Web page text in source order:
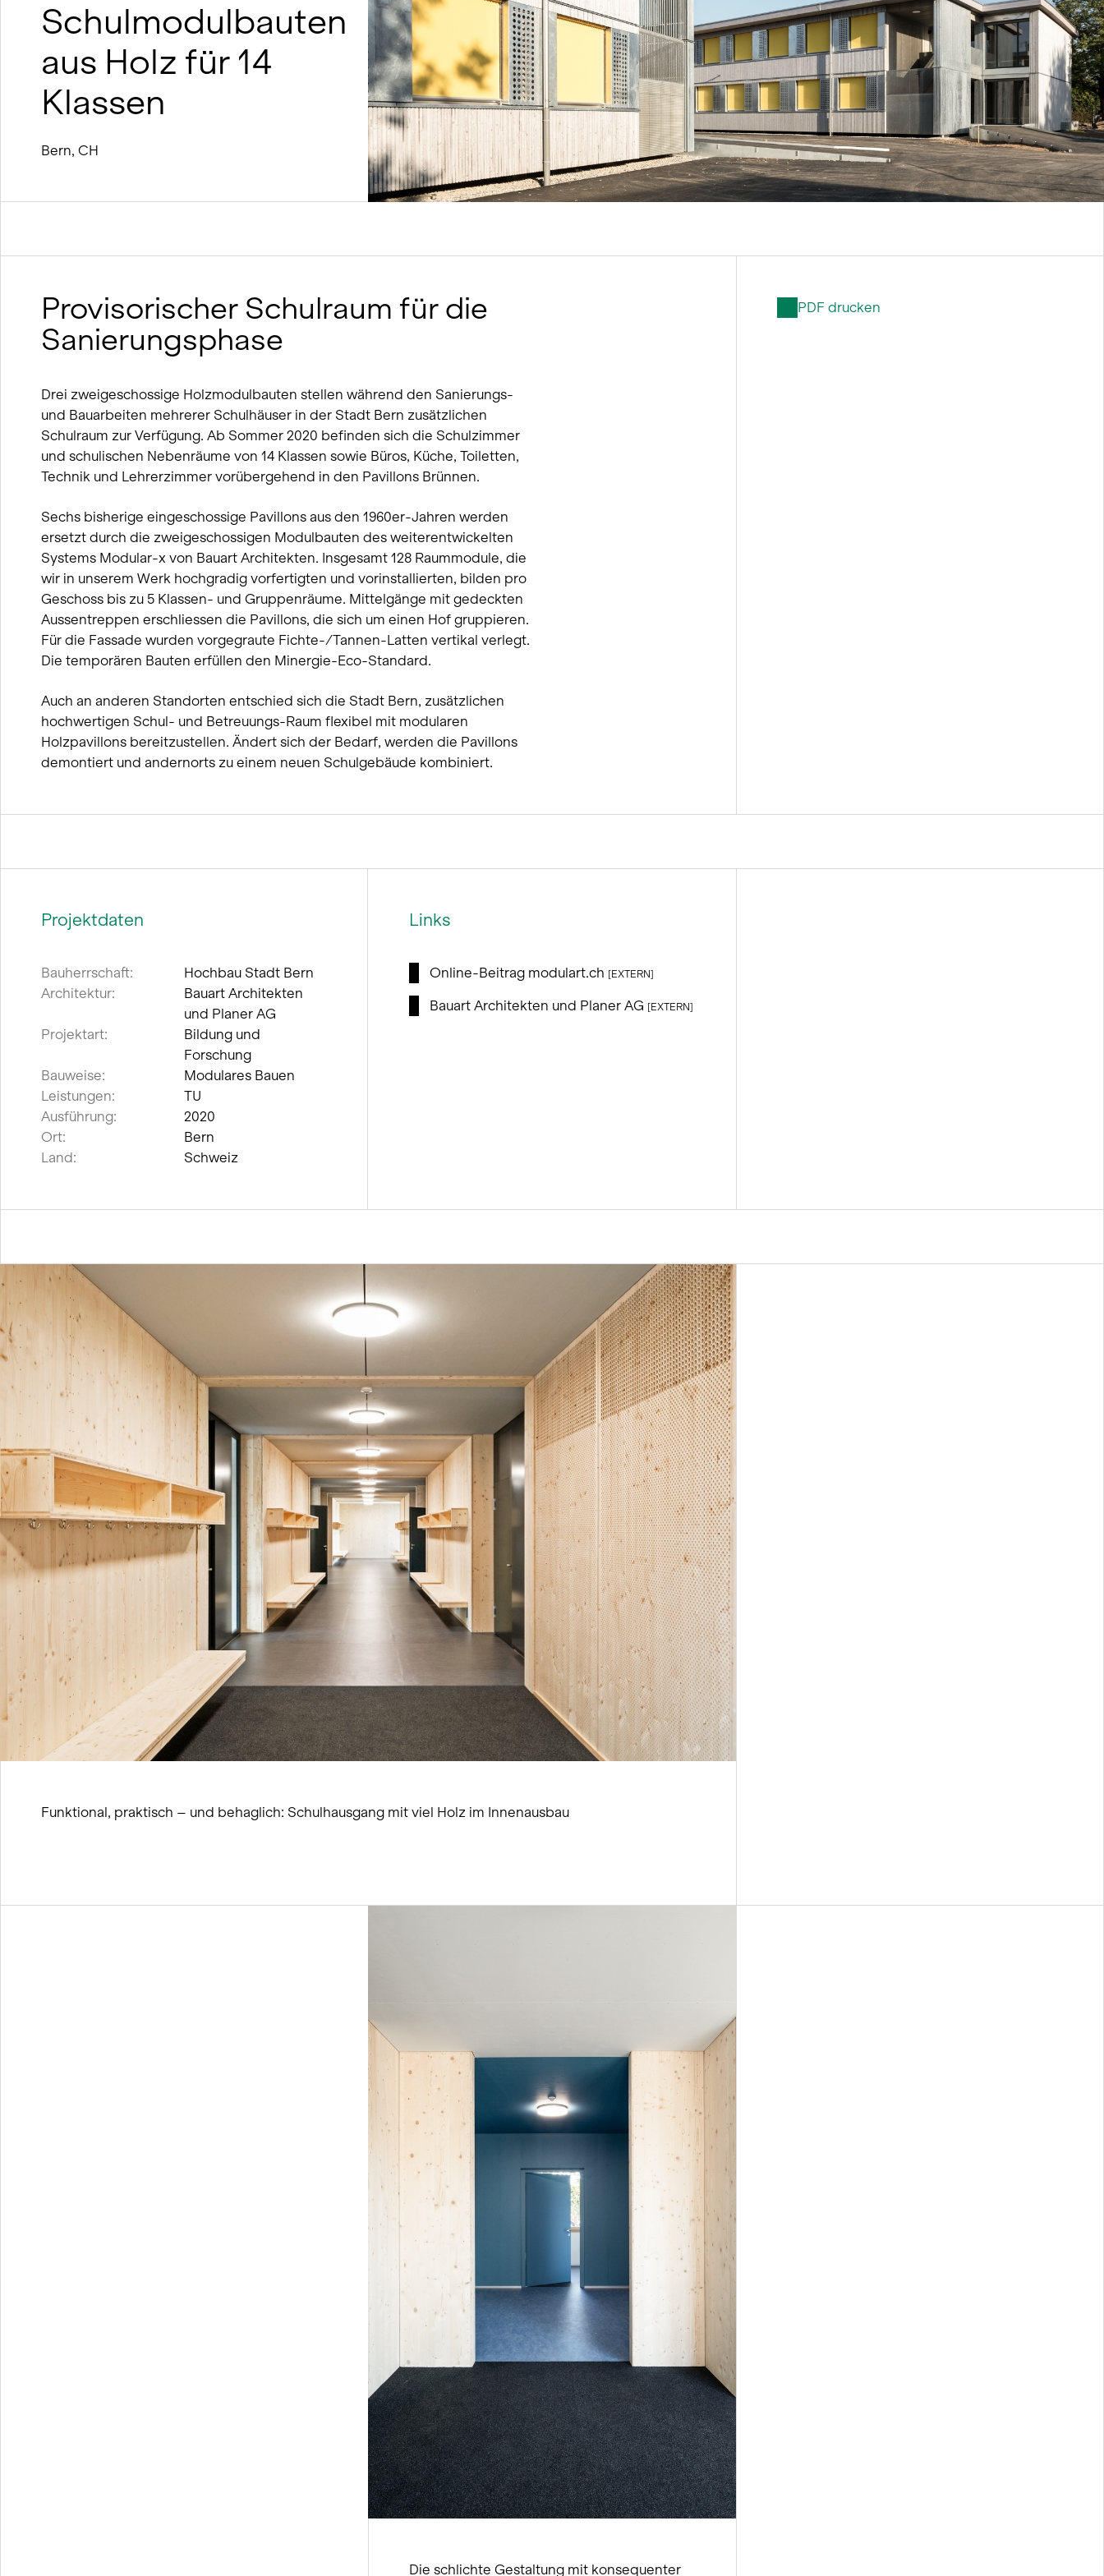
Holz
Winterdienst-Konzept
Temporäre Bauten
Winterdienst
Wohnen Einfamilienhaus
Wohnen Mehrfamilienhaus
Schulmodulbauten
aus Holz für 14
Klassen
Bern, CH
Provisorischer Schulraum für die
Sanierungsphase
Drei zweigeschossige Holzmodulbauten stellen während den Sanierungs-
und Bauarbeiten mehrerer Schulhäuser in der Stadt Bern zusätzlichen
Schulraum zur Verfügung. Ab Sommer 2020 befinden sich die Schulzimmer
und schulischen Nebenräume von 14 Klassen sowie Büros, Küche, Toiletten,
Technik und Lehrerzimmer vorübergehend in den Pavillons Brünnen.
Sechs bisherige eingeschossige Pavillons aus den 1960er-Jahren werden
ersetzt durch die zweigeschossigen Modulbauten des weiterentwickelten
Systems Modular-x von Bauart Architekten. Insgesamt 128 Raummodule, die
wir in unserem Werk hochgradig vorfertigten und vorinstallierten, bilden pro
Geschoss bis zu 5 Klassen- und Gruppenräume. Mittelgänge mit gedeckten
Aussentreppen erschliessen die Pavillons, die sich um einen Hof gruppieren.
Für die Fassade wurden vorgegraute Fichte-/Tannen-Latten vertikal verlegt.
Die temporären Bauten erfüllen den Minergie-Eco-Standard.
Auch an anderen Standorten entschied sich die Stadt Bern, zusätzlichen
hochwertigen Schul- und Betreuungs-Raum flexibel mit modularen
Holzpavillons bereitzustellen. Ändert sich der Bedarf, werden die Pavillons
demontiert und andernorts zu einem neuen Schulgebäude kombiniert.
PDF drucken
Projektdaten
Bauherrschaft:
Hochbau Stadt Bern
Architektur:
Bauart Architekten
und Planer AG
Projektart:
Bildung und
Forschung
Bauweise:
Modulares Bauen
Leistungen:
TU
Ausführung:
2020
Ort:
Bern
Land:
Schweiz
Links
Online-Beitrag modulart.ch [EXTERN]
Bauart Architekten und Planer AG [EXTERN]
Funktional, praktisch – und behaglich: Schulhausgang mit viel Holz im Innenausbau
Die schlichte Gestaltung mit konsequenter